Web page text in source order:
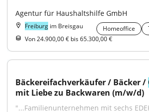
Agentur für Haushaltshilfe GmbH
Freiburg im Breisgau Homeoffice
Von 24.900,00 € bis 65.300,00 €
Bäckereifachverkäufer / Bäcker /
mit Liebe zu Backwaren (m/w/d)